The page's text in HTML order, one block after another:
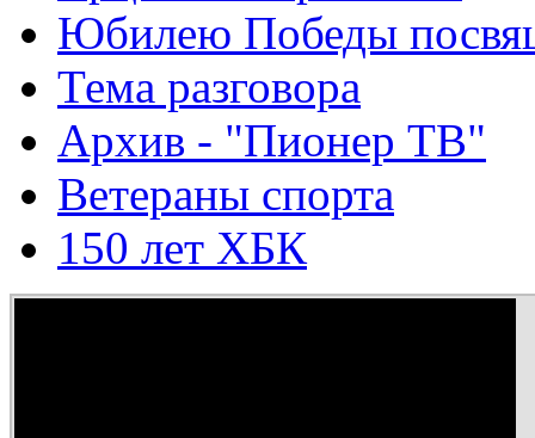
Юбилею Победы
Тема разговора
Архив - "Пионер ТВ"
Ветераны спорта
150 лет ХБК